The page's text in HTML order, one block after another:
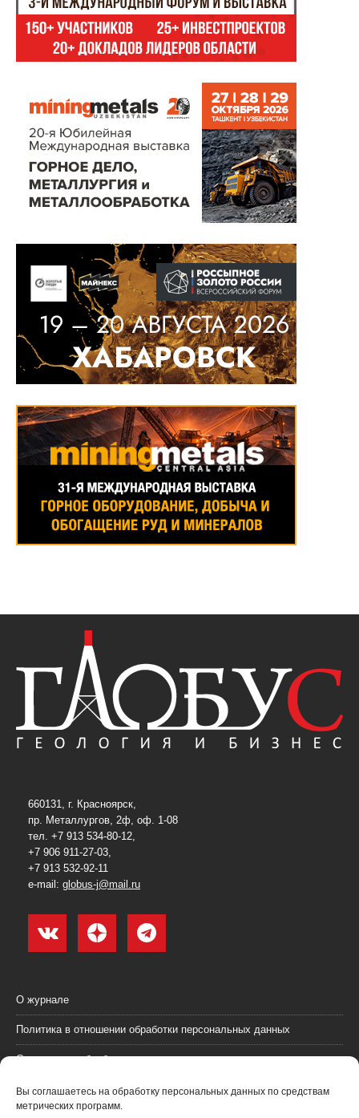
Вы соглашаетесь на обработку персональных данных по средствам
метрических программ.
660131, г. Красноярск,
пр. Металлургов, 2ф, оф. 1-08
тел. +7 913 534-80-12,
+7 906 911-27-03,
+7 913 532-92-11
e-mail: globus-j@mail.ru
О журнале
Политика в отношении обработки персональных данных
Согласие на обработку персональных данных
Пользовательское соглашение (оферта)